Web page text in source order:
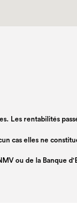
Les rentabilités
cas elles ne
ou de la Banque